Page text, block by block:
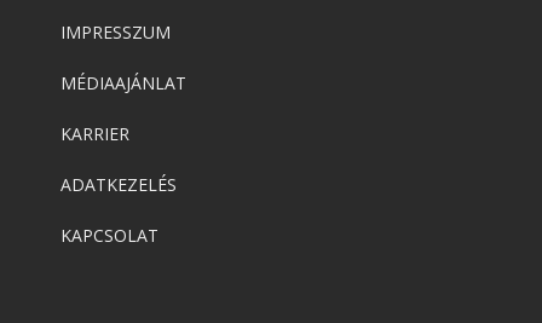
IMPRESSZUM
MÉDIAAJÁNLAT
KARRIER
ADATKEZELÉS
KAPCSOLAT